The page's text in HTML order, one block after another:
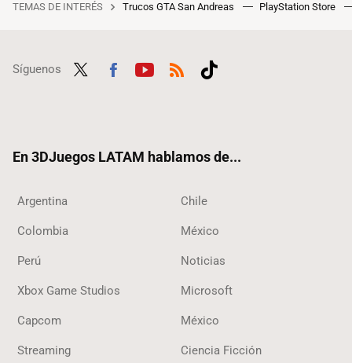
TEMAS DE INTERÉS Trucos GTA San Andreas PlayStation Store
Síguenos
En 3DJuegos LATAM hablamos de...
Argentina Chile
Colombia México
Perú Noticias
Xbox Game Studios Microsoft
Capcom México
Streaming Ciencia Ficción